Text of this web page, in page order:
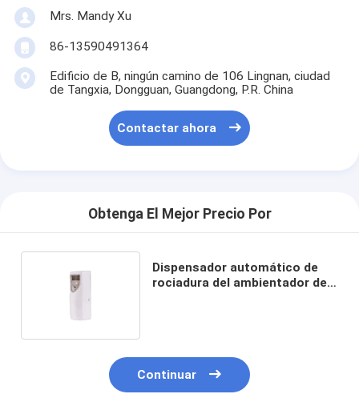
Mrs. Mandy Xu
86-13590491364
Edificio de B, ningún camino de 106 Lingnan, ciudad
de Tangxia, Dongguan, Guangdong, P.R. China
Contactar ahora
Obtenga El Mejor Precio Por
Dispensador automático de
rociadura del ambientador de
Continuar